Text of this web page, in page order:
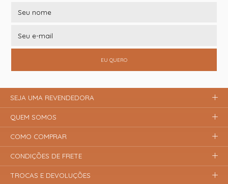
EU QUERO
SEJA UMA REVENDEDORA
QUEM SOMOS
COMO COMPRAR
CONDIÇÕES DE FRETE
TROCAS E DEVOLUÇÕES